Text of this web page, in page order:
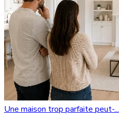
Une maison trop parfaite peut-...